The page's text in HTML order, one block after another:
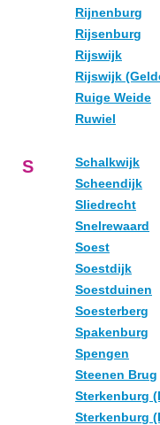
Rijnenburg
Rijsenburg
Rijswijk
Rijswijk
Ruige Weide
Ruwiel
S
Schalkwijk
Scheendijk
Sliedrecht
Snelrewaard
Soest
Soestdijk
Soestduinen
Soesterberg
Spakenburg
Spengen
Steenen Brug
Sterkenburg
Sterkenburg